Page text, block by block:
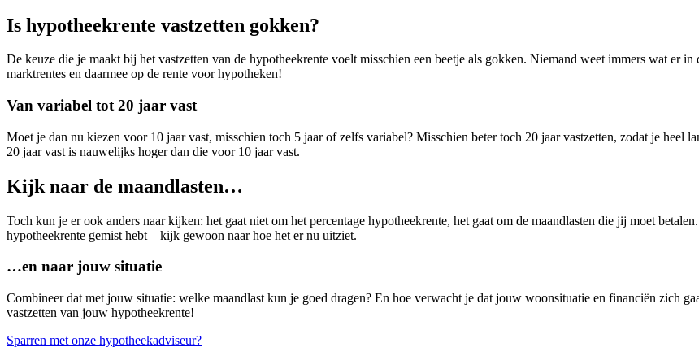
Is hypotheekrente vastzetten gokken?
De keuze die je maakt bij het vastzetten van de hypotheekrente voelt misschien een beetje als gokken. Niemand weet immers wat er
marktrentes en daarmee op de rente voor hypotheken!
Van variabel tot 20 jaar vast
Moet je dan nu kiezen voor 10 jaar vast, misschien toch 5 jaar of zelfs variabel? Misschien beter toch 20 jaar vastzetten, zodat je heel
20 jaar vast is nauwelijks hoger dan die voor 10 jaar vast.
Kijk naar de maandlasten…
Toch kun je er ook anders naar kijken: het gaat niet om het percentage hypotheekrente, het gaat om de maandlasten die jij moet
hypotheekrente gemist hebt – kijk gewoon naar hoe het er nu uitziet.
…en naar jouw situatie
Combineer dat met jouw situatie: welke maandlast kun je goed dragen? En hoe verwacht je dat jouw woonsituatie en financiën zich
vastzetten van jouw hypotheekrente!
Sparren met onze hypotheekadviseur?